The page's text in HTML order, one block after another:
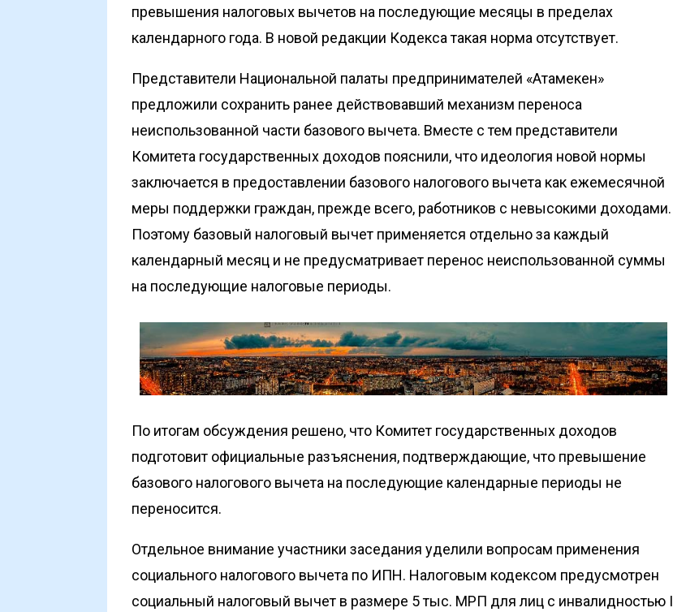
превышения налоговых вычетов на последующие месяцы в пределах
календарного года. В новой редакции Кодекса такая норма отсутствует.
Представители Национальной палаты предпринимателей «Атамекен»
предложили сохранить ранее действовавший механизм переноса
неиспользованной части базового вычета. Вместе с тем представители
Комитета государственных доходов пояснили, что идеология новой нормы
заключается в предоставлении базового налогового вычета как ежемесячной
меры поддержки граждан, прежде всего, работников с невысокими доходами.
Поэтому базовый налоговый вычет применяется отдельно за каждый
календарный месяц и не предусматривает перенос неиспользованной суммы
на последующие налоговые периоды.
По итогам обсуждения решено, что Комитет государственных доходов
подготовит официальные разъяснения, подтверждающие, что превышение
базового налогового вычета на последующие календарные периоды не
переносится.
Отдельное внимание участники заседания уделили вопросам применения
социального налогового вычета по ИПН. Налоговым кодексом предусмотрен
социальный налоговый вычет в размере 5 тыс. МРП для лиц с инвалидностью I